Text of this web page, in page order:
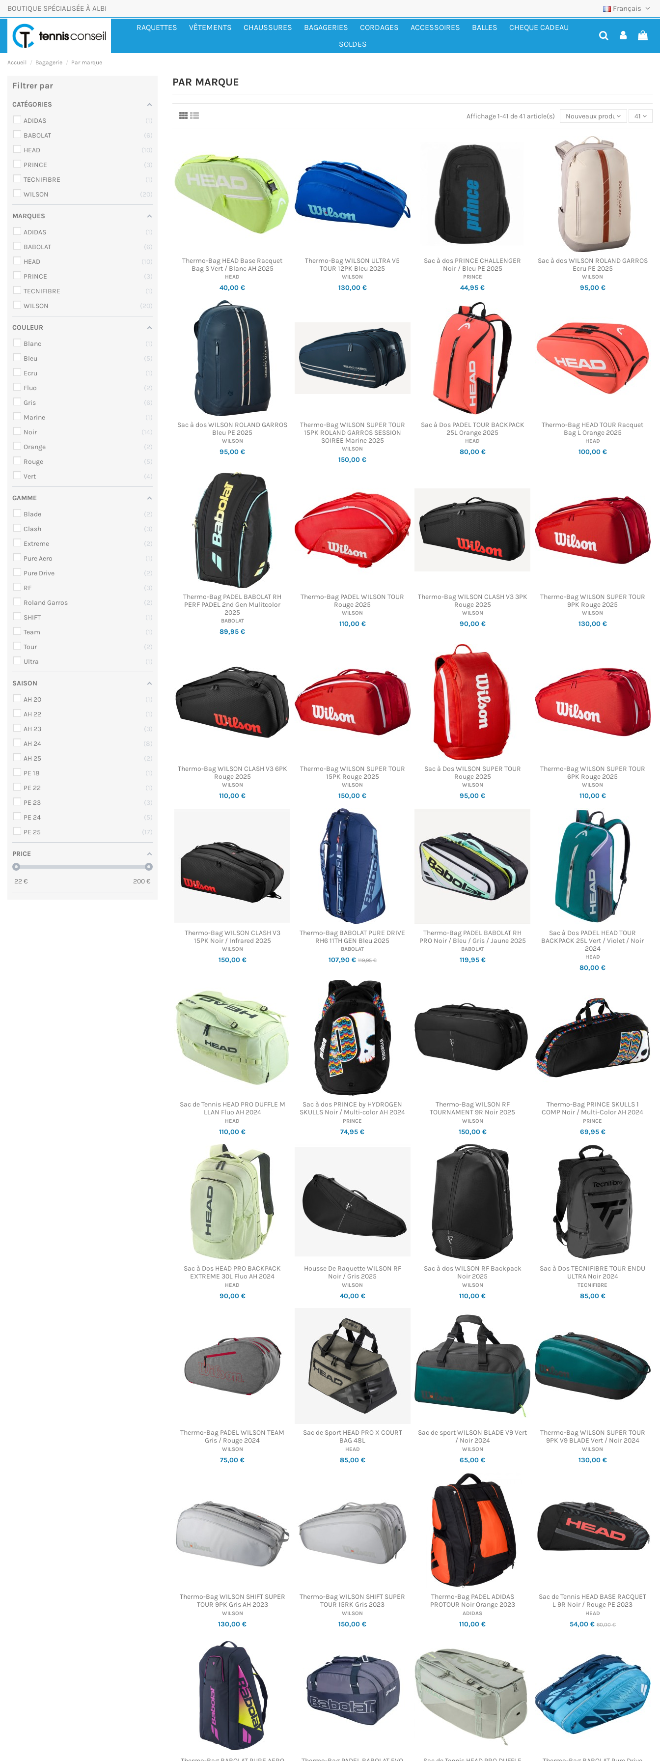
BOUTIQUE SPÉCIALISÉE À ALBI Français
RAQUETTES VÊTEMENTS CHAUSSURES BAGAGERIES CORDAGES ACCESSOIRES BALLES
CHEQUE CADEAU
SOLDES
Accueil Bagagerie Par marque
PAR MARQUE
Affichage 1-41 de 41 article(s) Nouveaux produits 41
Thermo-Bag HEAD Base Racquet
Bag S Vert / Blanc AH 2025
HEAD
40,00 €
Thermo-Bag WILSON ULTRA V5
TOUR 12PK Bleu 2025
WILSON
130,00 €
Sac à dos PRINCE CHALLENGER
Noir / Bleu PE 2025
PRINCE
44,95 €
Sac à dos WILSON ROLAND GARROS
Ecru PE 2025
WILSON
95,00 €
Sac à dos WILSON ROLAND GARROS
Bleu PE 2025
WILSON
95,00 €
Thermo-Bag WILSON SUPER TOUR
15PK ROLAND GARROS SESSION
SOIREE Marine 2025
WILSON
150,00 €
Sac à Dos PADEL TOUR BACKPACK
25L Orange 2025
HEAD
80,00 €
Thermo-Bag HEAD TOUR Racquet
Bag L Orange 2025
HEAD
100,00 €
Thermo-Bag PADEL BABOLAT RH
PERF PADEL 2nd Gen Mulitcolor
2025
BABOLAT
89,95 €
Thermo-Bag PADEL WILSON TOUR
Rouge 2025
WILSON
110,00 €
Thermo-Bag WILSON CLASH V3 3PK
Rouge 2025
WILSON
90,00 €
Thermo-Bag WILSON SUPER TOUR
9PK Rouge 2025
WILSON
130,00 €
Thermo-Bag WILSON CLASH V3 6PK
Rouge 2025
WILSON
110,00 €
Thermo-Bag WILSON SUPER TOUR
15PK Rouge 2025
WILSON
150,00 €
Sac à Dos WILSON SUPER TOUR
Rouge 2025
WILSON
95,00 €
Thermo-Bag WILSON SUPER TOUR
6PK Rouge 2025
WILSON
110,00 €
Thermo-Bag WILSON CLASH V3
15PK Noir / Infrared 2025
WILSON
150,00 €
Thermo-Bag BABOLAT PURE DRIVE
RH6 11TH GEN Bleu 2025
BABOLAT
107,90 €119,95 €
Thermo-Bag PADEL BABOLAT RH
PRO Noir / Bleu / Gris / Jaune 2025
BABOLAT
119,95 €
Sac à Dos PADEL HEAD TOUR
BACKPACK 25L Vert / Violet / Noir
2024
HEAD
80,00 €
Sac de Tennis HEAD PRO DUFFLE M
LLAN Fluo AH 2024
HEAD
110,00 €
Sac à dos PRINCE by HYDROGEN
SKULLS Noir / Multi-color AH 2024
PRINCE
74,95 €
Thermo-Bag WILSON RF
TOURNAMENT 9R Noir 2025
WILSON
150,00 €
Thermo-Bag PRINCE SKULLS 1
COMP Noir / Multi-Color AH 2024
PRINCE
69,95 €
Sac à Dos HEAD PRO BACKPACK
EXTREME 30L Fluo AH 2024
HEAD
90,00 €
Housse De Raquette WILSON RF
Noir / Gris 2025
WILSON
40,00 €
Sac à dos WILSON RF Backpack
Noir 2025
WILSON
110,00 €
Sac à Dos TECNIFIBRE TOUR ENDU
ULTRA Noir 2024
TECNIFIBRE
85,00 €
Thermo-Bag PADEL WILSON TEAM
Gris / Rouge 2024
WILSON
75,00 €
Sac de Sport HEAD PRO X COURT
BAG 48L
HEAD
85,00 €
Sac de sport WILSON BLADE V9 Vert
/ Noir 2024
WILSON
65,00 €
Thermo-Bag WILSON SUPER TOUR
9PK V9 BLADE Vert / Noir 2024
WILSON
130,00 €
Thermo-Bag WILSON SHIFT SUPER
TOUR 9PK Gris AH 2023
WILSON
130,00 €
Thermo-Bag WILSON SHIFT SUPER
TOUR 15RK Gris 2023
WILSON
150,00 €
Thermo-Bag PADEL ADIDAS
PROTOUR Noir Orange 2023
ADIDAS
110,00 €
Sac de Tennis HEAD BASE RACQUET
L 9R Noir / Rouge PE 2023
HEAD
54,00 €60,00 €
Filtrer par
CATÉGORIES
ADIDAS
1
BABOLAT
6
HEAD
10
PRINCE
3
TECNIFIBRE
1
WILSON
20
MARQUES
ADIDAS
1
BABOLAT
6
HEAD
10
PRINCE
3
TECNIFIBRE
1
WILSON
20
COULEUR
Blanc
1
Bleu
5
Ecru
1
Fluo
2
Gris
6
Marine
1
Noir
14
Orange
2
Rouge
5
Vert
4
GAMME
Blade
2
Clash
3
Extreme
2
Pure Aero
1
Pure Drive
2
RF
3
Roland Garros
2
SHIFT
1
Team
1
Tour
2
Ultra
1
SAISON
AH 20
1
AH 22
1
AH 23
3
AH 24
8
AH 25
2
PE 18
1
PE 22
1
PE 23
3
PE 24
5
PE 25
17
PRICE
22 € 200€